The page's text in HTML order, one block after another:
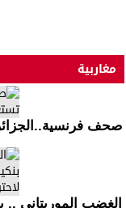
مغاربية
صحف فرنسية..الجزائر
الغضب الموريتاني ..